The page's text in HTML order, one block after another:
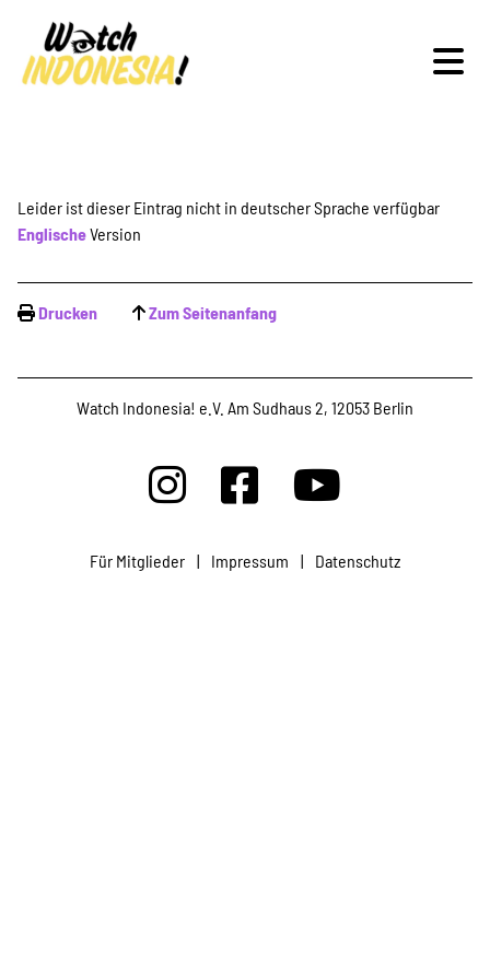
Schwerpunkte
Veranstaltungen
Publikationen
Projekte
Leider ist dieser Eintrag nicht in deutscher Sprache verfügbar
EnglischeVersion
Drucken Zum Seitenanfang
Watch Indonesia! e.V. Am Sudhaus 2, 12053 Berlin
Für Mitglieder | Impressum | Datenschutz